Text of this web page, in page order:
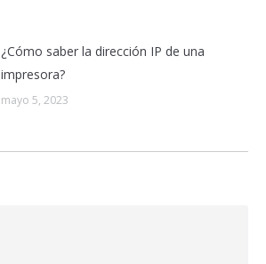
¿Cómo saber la dirección IP de una
impresora?
mayo 5, 2023